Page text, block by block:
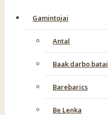
Gamintojai
Antal
Baak darbo batai
Barebarics
Be Lenka